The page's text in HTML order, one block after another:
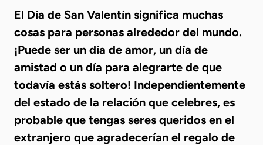
El Día de San Valentín significa muchas
cosas para personas alrededor del mundo.
¡Puede ser un día de amor, un día de
amistad o un día para alegrarte de que
todavía estás soltero! Independientemente
del estado de la relación que celebres, es
probable que tengas seres queridos en el
extranjero que agradecerían el regalo de